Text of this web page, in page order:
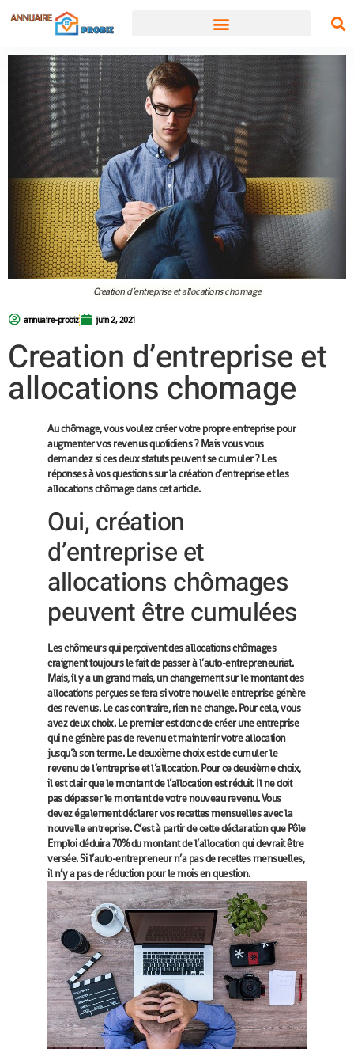
Creation d’entreprise et allocations chomage
annuaire-probiz juin 2, 2021
Creation d’entreprise et
allocations chomage
Au chômage, vous voulez créer votre propre entreprise pour
augmenter vos revenus quotidiens ? Mais vous vous
demandez si ces deux statuts peuvent se cumuler ? Les
réponses à vos questions sur la création d’entreprise et les
allocations chômage dans cet article.
Oui, création
d’entreprise et
allocations chômages
peuvent être cumulées
Les chômeurs qui perçoivent des allocations chômages
craignent toujours le fait de passer à l’auto-entrepreneuriat.
Mais, il y a un grand mais, un changement sur le montant des
allocations perçues se fera si votre nouvelle entreprise génère
des revenus. Le cas contraire, rien ne change. Pour cela, vous
avez deux choix. Le premier est donc de créer une entreprise
qui ne génère pas de revenu et maintenir votre allocation
jusqu’à son terme. Le deuxième choix est de cumuler le
revenu de l’entreprise et l’allocation. Pour ce deuxième choix,
il est clair que le montant de l’allocation est réduit. Il ne doit
pas dépasser le montant de votre nouveau revenu. Vous
devez également déclarer vos recettes mensuelles avec la
nouvelle entreprise. C’est à partir de cette déclaration que Pôle
Emploi déduira 70% du montant de l’allocation qui devrait être
versée. Si l’auto-entrepreneur n’a pas de recettes mensuelles,
il n’y a pas de réduction pour le mois en question.